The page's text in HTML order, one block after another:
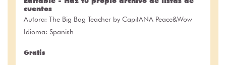
cuentos
Autora: The Big Bag Teacher by CapitANA Peace&Wow
Idioma: Spanish
Gratis